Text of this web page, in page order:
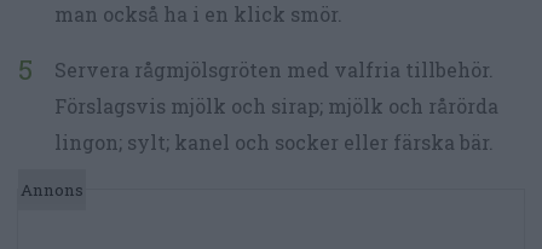
man också ha i en klick smör.
Servera rågmjölsgröten med valfria tillbehör.
Förslagsvis mjölk och sirap; mjölk och rårörda
lingon; sylt; kanel och socker eller färska bär.